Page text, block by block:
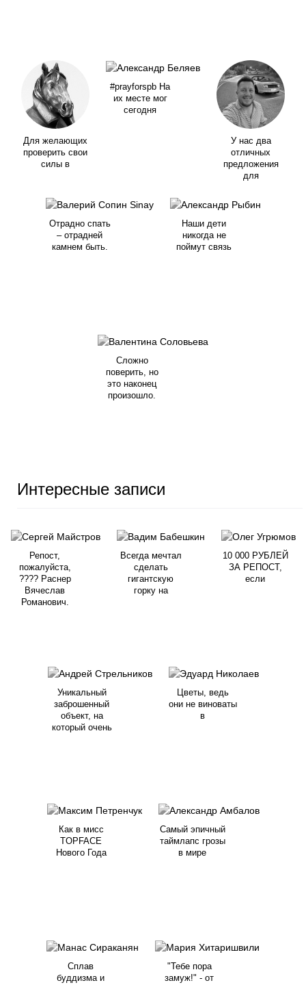
Для желающих
проверить свои
силы в
#prayforspb На
их месте мог
сегодня
У нас два
отличных
предложения
для
Отрадно спать
– отрадней
камнем быть.
Наши дети
никогда не
поймут связь
Сложно
поверить, но
это наконец
произошло.
Интересные записи
Репост,
пожалуйста,
???? Раснер
Вячеслав
Романович.
Всегда мечтал
сделать
гигантскую
горку на
10 000 РУБЛЕЙ
ЗА РЕПОСТ,
если
Уникальный
заброшенный
объект, на
который очень
Цветы, ведь
они не виноваты
в
Как в мисс
TOPFACE
Нового Года
Самый эпичный
таймлапс грозы
в мире
Сплав
буддизма и
"Тебе пора
замуж!" - от